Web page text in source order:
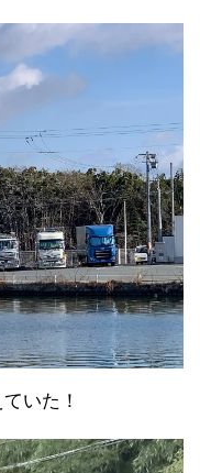
いた！